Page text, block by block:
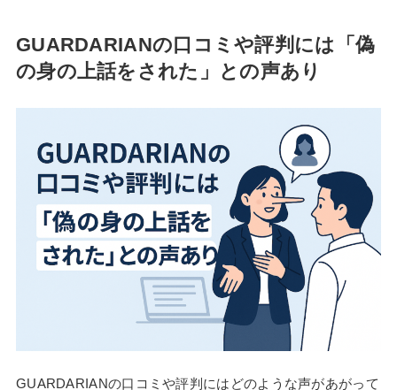
GUARDARIANの口コミや評判には「偽
の身の上話をされた」との声あり
GUARDARIANの口コミや評判にはどのような声があがって